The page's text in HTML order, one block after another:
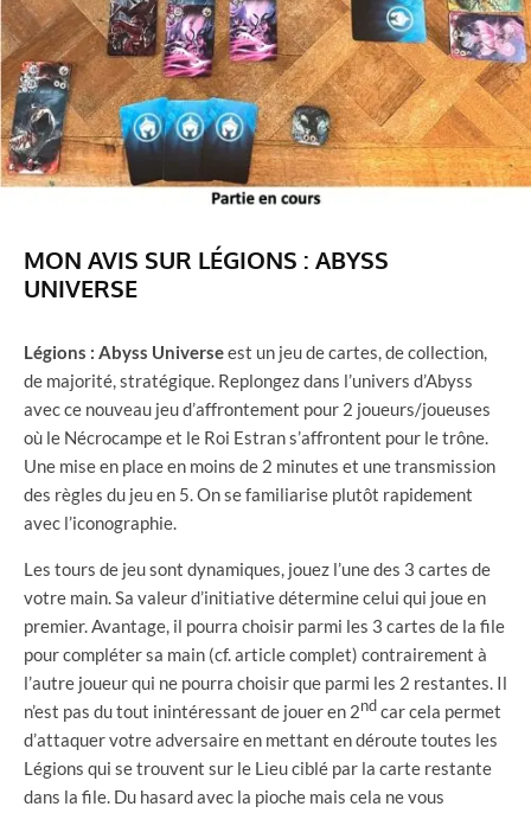
MON AVIS SUR LÉGIONS : ABYSS
UNIVERSE
Légions : Abyss Universeest un jeu de cartes, de collection,
de majorité, stratégique. Replongez dans l’univers d’Abyss
avec ce nouveau jeu d’affrontement pour 2 joueurs/joueuses
où le Nécrocampe et le Roi Estran s’affrontent pour le trône.
Une mise en place en moins de 2 minutes et une transmission
des règles du jeu en 5. On se familiarise plutôt rapidement
avec l’iconographie.
Les tours de jeu sont dynamiques, jouez l’une des 3 cartes de
votre main. Sa valeur d’initiative détermine celui qui joue en
premier. Avantage, il pourra choisir parmi les 3 cartes de la file
pour compléter sa main (cf. article complet) contrairement à
l’autre joueur qui ne pourra choisir que parmi les 2 restantes. Il
n’est pas du tout inintéressant de jouer en 2nd car cela permet
d’attaquer votre adversaire en mettant en déroute toutes les
Légions qui se trouvent sur le Lieu ciblé par la carte restante
dans la file. Du hasard avec la pioche mais cela ne vous